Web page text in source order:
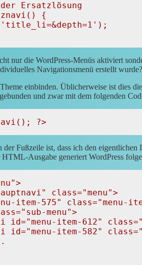
Ersatzlösung
{
nur die WordPress-Menüs aktiviert
Navigationsmenü erstellt wurde?
einbinden. Üblicherweise ist dies die
und zwar mit dem folgenden
?>
Fußzeile ist, dass ich den
Ausgabe generiert WordPress
class="menu">
item-575" class="menu-
menu">